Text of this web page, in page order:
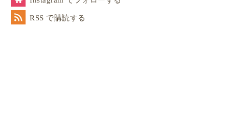
RSS で購読する